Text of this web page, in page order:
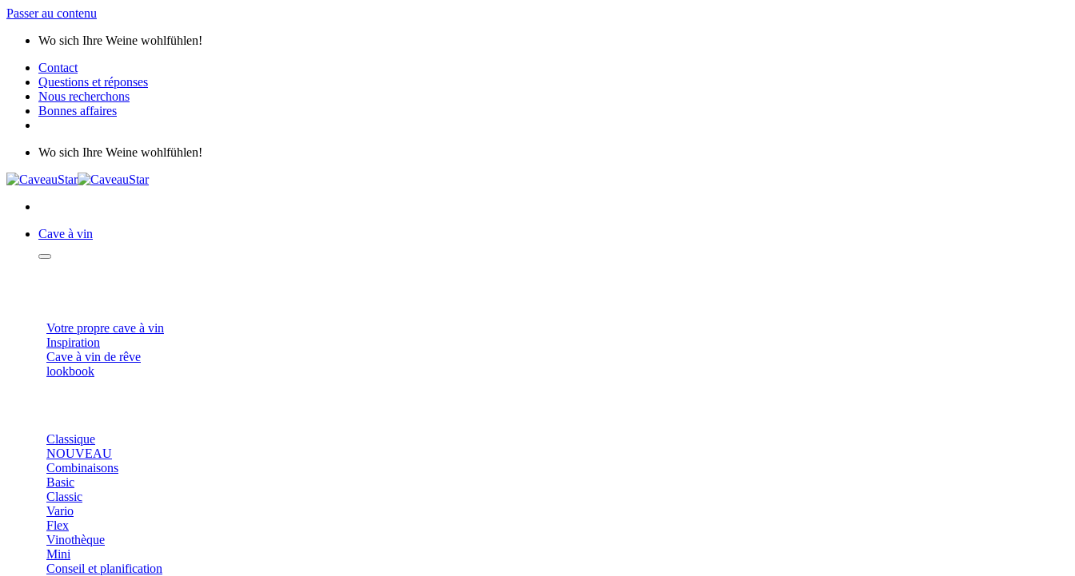
Passer au contenu
Wo sich Ihre Weine wohlfühlen!
Contact
Questions et réponses
Nous recherchons
Bonnes affaires
Wo sich Ihre Weine wohlfühlen!
Cave à vin
Votre propre cave à vin
Inspiration
Cave à vin de rêve
lookbook
Classique
NOUVEAU
Combinaisons
Basic
Classic
Vario
Flex
Vinothèque
Mini
Conseil et planification